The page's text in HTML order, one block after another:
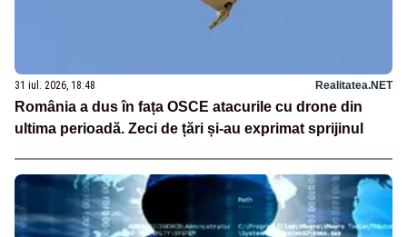
31 iul. 2026, 18:48 Realitatea.NET
România a dus în fața OSCE atacurile cu drone din
ultima perioadă. Zeci de țări și-au exprimat sprijinul